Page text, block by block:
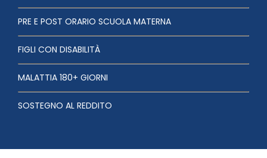
PRE E POST ORARIO SCUOLA MATERNA
FIGLI CON DISABILITÀ
MALATTIA 180+ GIORNI
SOSTEGNO AL REDDITO